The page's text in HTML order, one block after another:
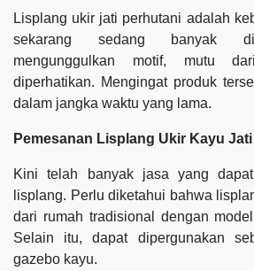
Lisplang ukir jati perhutani adalah
sekarang sedang banyak
mengunggulkan motif, mutu
diperhatikan. Mengingat produk
dalam jangka waktu yang lama.
Pemesanan Lisplang Ukir Kayu Jati
Kini telah banyak jasa yang
lisplang. Perlu diketahui bahwa
dari rumah tradisional dengan
Selain itu, dapat dipergunakan
gazebo kayu.